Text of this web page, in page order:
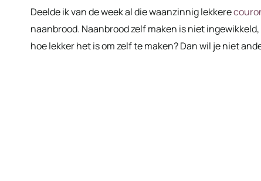
Deelde ik van de week al die waanzinnig lekkere
naanbrood. Naanbrood zelf maken is niet
hoe lekker het is om zelf te maken? Dan wil je niet